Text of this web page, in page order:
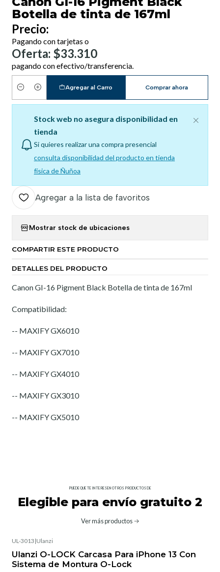
Botella de tinta de 167ml
Precio:
Pagando con tarjetas o
Oferta: $33.310
pagando con efectivo/transferencia.
Cantidad
Agregar al Carro Comprar ahora
Stock web no asegura disponibilidad en
tienda
Si quieres realizar una compra presencial
consulta disponibilidad del producto en tienda
física de Ñuñoa
Agregar a la lista de favoritos
Mostrar stock de ubicaciones
COMPARTIR ESTE PRODUCTO
DETALLES DEL PRODUCTO
Canon GI-16 Pigment Black Botella de tinta de 167ml
Compatibilidad:
-- MAXIFY GX6010
-- MAXIFY GX7010
-- MAXIFY GX4010
-- MAXIFY GX3010
-- MAXIFY GX5010
PUEDE QUE TE INTERESEN OTROS PRODUCTOS DE
Elegible para envío gratuito 2
Ver más productos
UL-3013 |Ulanzi
Ulanzi O-LOCK Carcasa Para iPhone 13 Con
Sistema de Montura O-Lock